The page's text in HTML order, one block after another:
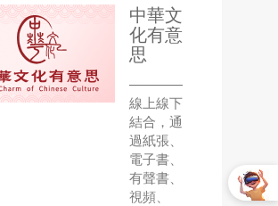
中華文
化有意
思
————
線上線下
結合，通
過紙張、
電子書、
有聲書、
視頻、